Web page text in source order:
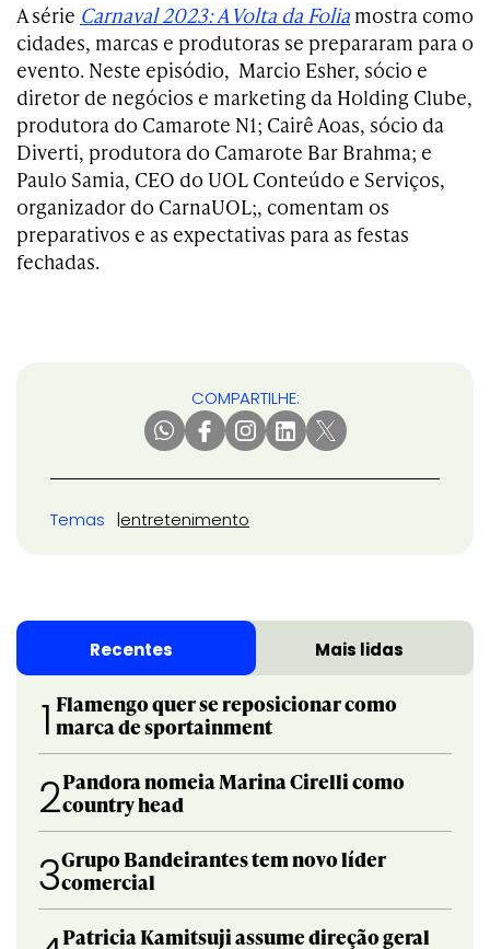
A série Carnaval 2023: A Volta da Folia mostra como
cidades, marcas e produtoras se prepararam para o
evento. Neste episódio, Marcio Esher, sócio e
diretor de negócios e marketing da Holding Clube,
produtora do Camarote N1; Cairê Aoas, sócio da
Diverti, produtora do Camarote Bar Brahma; e
Paulo Samia, CEO do UOL Conteúdo e Serviços,
organizador do CarnaUOL;, comentam os
preparativos e as expectativas para as festas
fechadas.
COMPARTILHE:
Temas entretenimento
Recentes Mais lidas
1 Flamengo quer se reposicionar como
marca de sportainment
2Pandora nomeia Marina Cirelli como
country head
3Grupo Bandeirantes tem novo líder
comercial
Patricia Kamitsuji assume direção geral